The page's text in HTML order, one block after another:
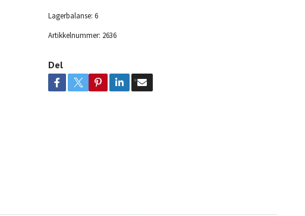
Lagerbalanse: 6
Artikkelnummer: 2636
Del